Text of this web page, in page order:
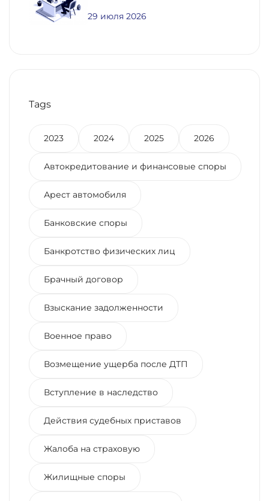
29 июля 2026
Tags
2023 2024 2025 2026
Автокредитование и финансовые споры
Арест автомобиля
Банковские споры
Банкротство физических лиц
Брачный договор
Взыскание задолженности
Военное право
Возмещение ущерба после ДТП
Вступление в наследство
Действия судебных приставов
Жалоба на страховую
Жилищные споры